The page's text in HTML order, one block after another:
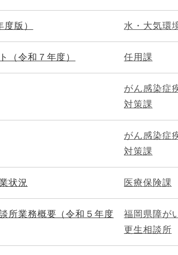
版） 水・大気環
（令和７年度） 任用課
がん感染症
対策課
がん感染症
対策課
状況 医療保険課
所業務概要（令和５年度
福岡県障が
更生相談所